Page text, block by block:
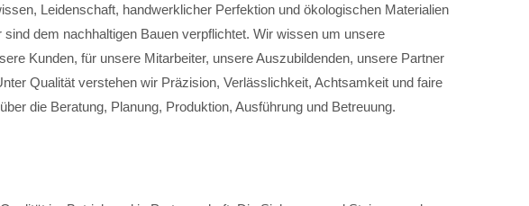
Leidenschaft, handwerklicher Perfektion und ökologischen Materialien
sind dem nachhaltigen Bauen verpflichtet. Wir wissen um unsere
Kunden, für unsere Mitarbeiter, unsere Auszubildenden, unsere Partner
Qualität verstehen wir Präzision, Verlässlichkeit, Achtsamkeit und faire
die Beratung, Planung, Produktion, Ausführung und Betreuung.